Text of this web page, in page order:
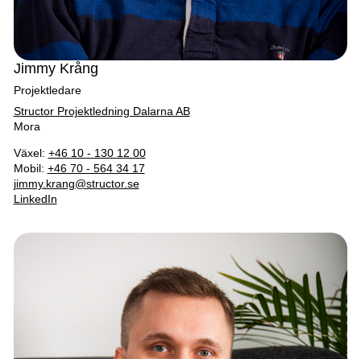
Jimmy Krång
Projektledare
Structor Projektledning Dalarna AB
Mora
Växel: +46 10 - 130 12 00
Mobil: +46 70 - 564 34 17
jimmy.krang@structor.se
LinkedIn